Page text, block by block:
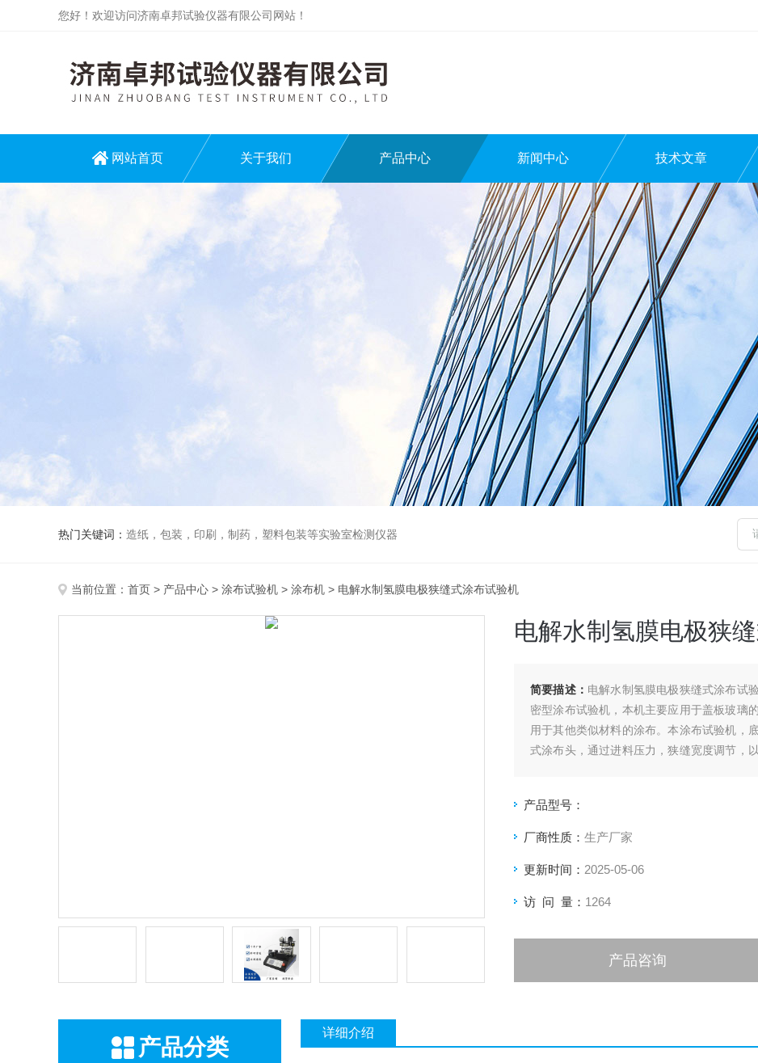
您好！欢迎访问济南卓邦试验仪器有限公司网站！
网站首页 关于我们 产品中心 新闻中心 技术文章
热门关键词： 造纸，包装，印刷，制药，塑料包装等实验室检测仪器
当前位置： 首页 > 产品中心 > 涂布试验机 > 涂布机 > 电解水制氢膜电极狭缝式涂布试验机
电解水制氢膜电极狭
简要描述： 电解水制氢膜电极狭缝式涂布试
密型涂布试验机，本机主要应用于盖板玻璃
用于其他类似材料的涂布。本涂布试验机，
式涂布头，通过进料压力，狭缝宽度调节，
产品型号：
厂商性质： 生产厂家
更新时间： 2025-05-06
访 问 量： 1264
产品咨询
产品分类
详细介绍